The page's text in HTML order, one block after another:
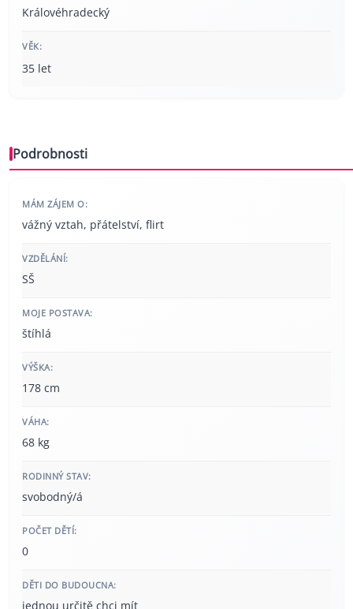
Královéhradecký
VĚK:
35 let
Podrobnosti
MÁM ZÁJEM O:
vážný vztah, přátelství, flirt
VZDĚLÁNÍ:
SŠ
MOJE POSTAVA:
štíhlá
VÝŠKA:
178 cm
VÁHA:
68 kg
RODINNÝ STAV:
svobodný/á
POČET DĚTÍ:
0
DĚTI DO BUDOUCNA:
jednou určitě chci mít